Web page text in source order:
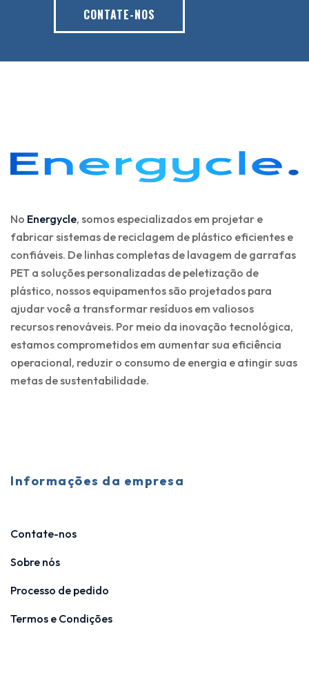
CONTATE-NOS
No Energycle, somos especializados em projetar e
fabricar sistemas de reciclagem de plástico eficientes e
confiáveis. De linhas completas de lavagem de garrafas
PET a soluções personalizadas de peletização de
plástico, nossos equipamentos são projetados para
ajudar você a transformar resíduos em valiosos
recursos renováveis. Por meio da inovação tecnológica,
estamos comprometidos em aumentar sua eficiência
operacional, reduzir o consumo de energia e atingir suas
metas de sustentabilidade.
Informações da empresa
Contate-nos
Sobre nós
Processo de pedido
Termos e Condições